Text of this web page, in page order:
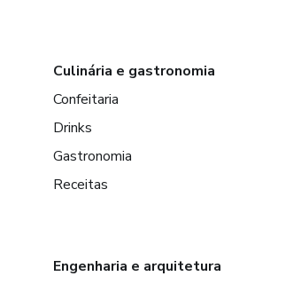
Culinária e gastronomia
Confeitaria
Drinks
Gastronomia
Receitas
Engenharia e arquitetura